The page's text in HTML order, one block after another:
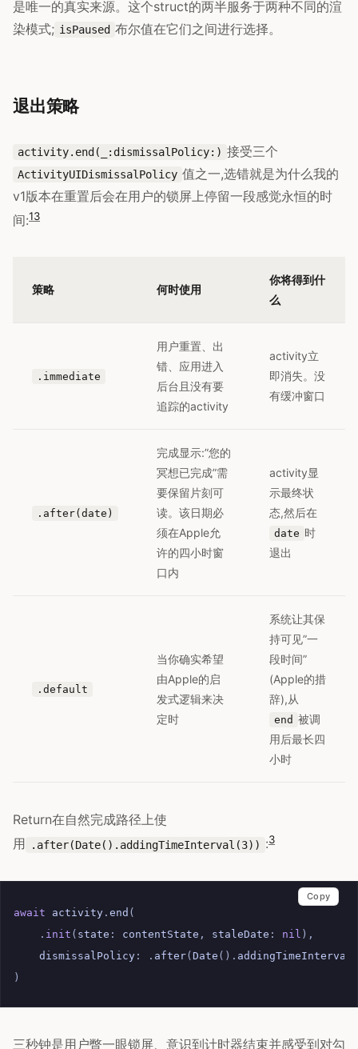
是唯一的真实来源。这个struct的两半服务于两种不同的渲
染模式; isPaused 布尔值在它们之间进行选择。
退出策略
activity.end(_:dismissalPolicy:) 接受三个
ActivityUIDismissalPolicy 值之一,选错就是为什么我的
v1版本在重置后会在用户的锁屏上停留一段感觉永恒的时
间:13
策略 何时使用
你将得到什
么
.immediate
用户重置、出
错、应用进入
后台且没有要
追踪的activity
activity立
即消失。没
有缓冲窗口
.after(date)
完成显示:”您的
冥想已完成”需
要保留片刻可
读。该日期必
须在Apple允
许的四小时窗
口内
activity显
示最终状
态,然后在
date 时
退出
.default
当你确实希望
由Apple的启
发式逻辑来决
定时
系统让其保
持可见”一
段时间”
(Apple的措
辞),从
end 被调
用后最长四
小时
Return在自然完成路径上使
用
.after(Date().addingTimeInterval(3)) :3
await activity . end (
. init ( state : contentState , staleDate : nil ),
dismissalPolicy : . after(Date (). addingTimeInterval
)
Copy
三秒钟是用户瞥一眼锁屏、意识到计时器结束并感受到对勾